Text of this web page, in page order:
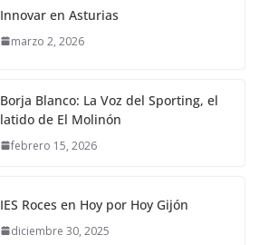
Innovar en Asturias
marzo 2, 2026
Borja Blanco: La Voz del Sporting, el
latido de El Molinón
febrero 15, 2026
IES Roces en Hoy por Hoy Gijón
diciembre 30, 2025